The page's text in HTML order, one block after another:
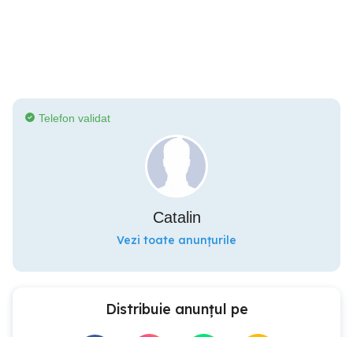
Telefon validat
Catalin
Vezi toate anunțurile
Distribuie anunțul pe